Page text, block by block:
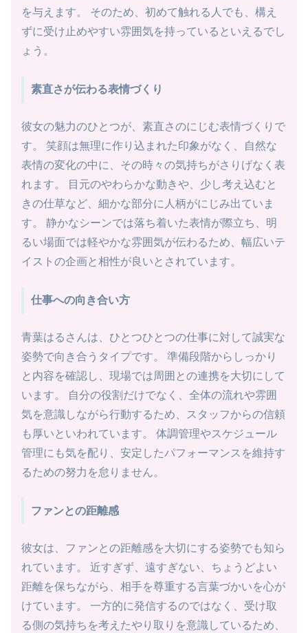
を与えます。 そのため、初めて触れる人でも、構え
ずに受け止めやすい雰囲気を持っているといえるでし
ょう。
素直さが伝わる表情づくり
彼女の魅力のひとつが、素直さのにじむ表情づくりで
す。 笑顔は無理に作り込まれた印象がなく、自然な
表情の変化の中に、その時々の気持ちがさりげなく表
れます。 目元のやわらかな動きや、少し考え込むと
きの仕草など、細かな部分に人柄がにじみ出ていま
す。 静かなシーンでは落ち着いた表情が際立ち、明
るい場面では軽やかな雰囲気が伝わるため、幅広いテ
イストの企画と相性が良いとされています。
仕事への向き合い方
青葉はるさんは、ひとつひとつの仕事に対して誠実な
姿勢で向き合うタイプです。 準備段階からしっかり
と内容を確認し、現場では周囲との連携を大切にして
います。 自分の役割だけでなく、全体の流れや雰囲
気を意識しながら行動するため、スタッフからの信頼
も厚いといわれています。 体調管理やスケジュール
管理にも気を配り、安定したパフォーマンスを維持す
るための努力を怠りません。
ファンとの距離感
彼女は、ファンとの距離感を大切にする姿勢でも知ら
れています。 近すぎず、遠すぎない、ちょうどよい
距離を保ちながら、相手を尊重する言葉づかいを心が
けています。 一方的に発信するのではなく、受け取
る側の気持ちを考えたやり取りを意識しているため、